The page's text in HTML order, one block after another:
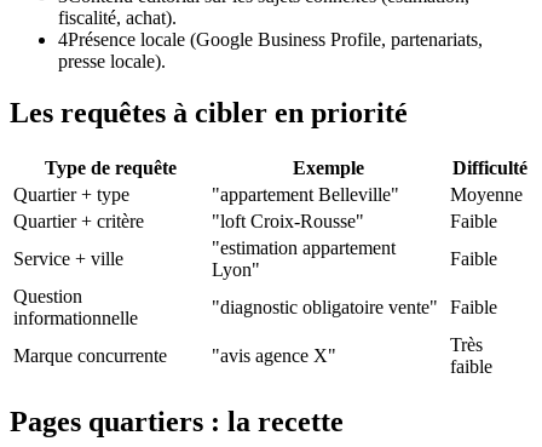
fiscalité, achat).
4Présence locale (Google Business Profile, partenariats,
presse locale).
Les requêtes à cibler en priorité
Type de requête Exemple
Difficulté
Quartier + type
"appartement Belleville"
Moyenne
Quartier + critère
"loft Croix-Rousse"
Faible
Service + ville
"estimation appartement
Lyon"
Faible
Question
informationnelle
"diagnostic obligatoire vente" Faible
Marque concurrente "avis agence X"
Très
faible
Pages quartiers : la recette